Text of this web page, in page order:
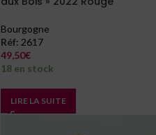
Bourgogne
Réf: 2617
49,50€
18 en stock
LIRE LA SUITE